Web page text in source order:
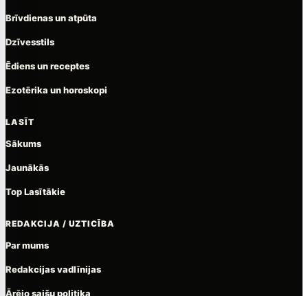
Brīvdienas un atpūta
Dzīvesstils
Ēdiens un receptes
Ezotērika un horoskopi
LASĪT
Sākums
Jaunākās
Top Lasītākie
REDAKCIJA / UZTICĪBA
Par mums
Redakcijas vadlīnijas
Ārējo saišu politika